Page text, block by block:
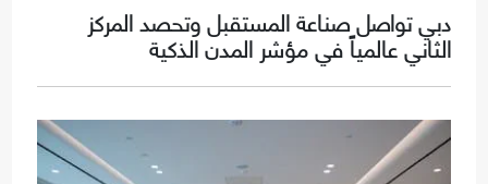
دبي تواصل صناعة المستقبل وتحصد المركز
الثاني عالمياً في مؤشر المدن الذكية